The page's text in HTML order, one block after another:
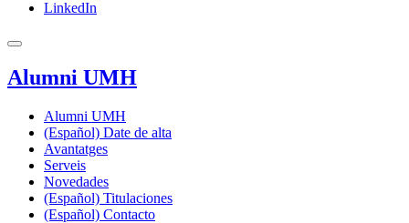
LinkedIn
Alumni UMH
Alumni UMH
(Español) Date de alta
Avantatges
Serveis
Novedades
(Español) Titulaciones
(Español) Contacto